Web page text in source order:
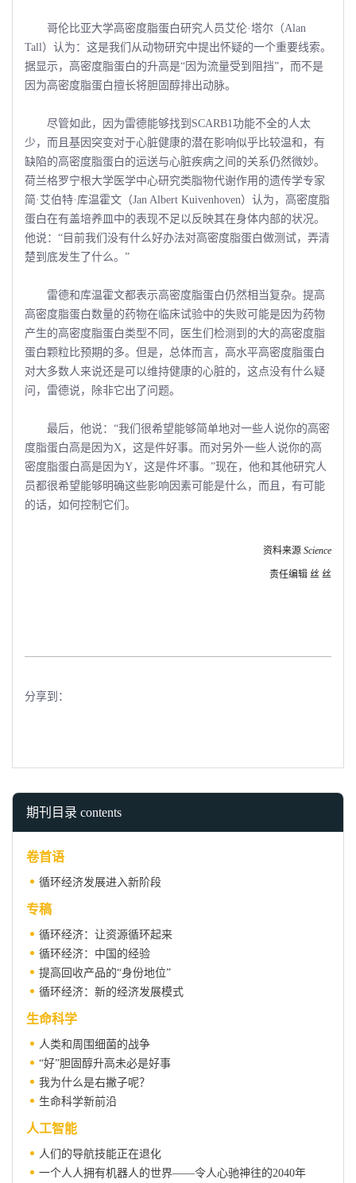
哥伦比亚大学高密度脂蛋白研究人员艾伦·塔尔（Alan
Tall）认为：这是我们从动物研究中提出怀疑的一个重要线索。
据显示，高密度脂蛋白的升高是“因为流量受到阻挡”，而不是
因为高密度脂蛋白擅长将胆固醇排出动脉。
尽管如此，因为雷德能够找到SCARB1功能不全的人太
少，而且基因突变对于心脏健康的潜在影响似乎比较温和，有
缺陷的高密度脂蛋白的运送与心脏疾病之间的关系仍然微妙。
荷兰格罗宁根大学医学中心研究类脂物代谢作用的遗传学专家
简·艾伯特·库温霍文（Jan Albert Kuivenhoven）认为，高密度脂
蛋白在有盖培养皿中的表现不足以反映其在身体内部的状况。
他说：“目前我们没有什么好办法对高密度脂蛋白做测试，弄清
楚到底发生了什么。”
雷德和库温霍文都表示高密度脂蛋白仍然相当复杂。提高
高密度脂蛋白数量的药物在临床试验中的失败可能是因为药物
产生的高密度脂蛋白类型不同，医生们检测到的大的高密度脂
蛋白颗粒比预期的多。但是，总体而言，高水平高密度脂蛋白
对大多数人来说还是可以维持健康的心脏的，这点没有什么疑
问，雷德说，除非它出了问题。
最后，他说：“我们很希望能够简单地对一些人说你的高密
度脂蛋白高是因为X，这是件好事。而对另外一些人说你的高
密度脂蛋白高是因为Y，这是件坏事。”现在，他和其他研究人
员都很希望能够明确这些影响因素可能是什么，而且，有可能
的话，如何控制它们。
资料来源 Science
责任编辑 丝 丝
分享到：
期刊目录 contents
卷首语
循环经济发展进入新阶段
专稿
循环经济：让资源循环起来
循环经济：中国的经验
提高回收产品的“身份地位”
循环经济：新的经济发展模式
生命科学
人类和周围细菌的战争
“好”胆固醇升高未必是好事
我为什么是右撇子呢？
生命科学新前沿
人工智能
人们的导航技能正在退化
一个人人拥有机器人的世界——令人心驰神往的2040年